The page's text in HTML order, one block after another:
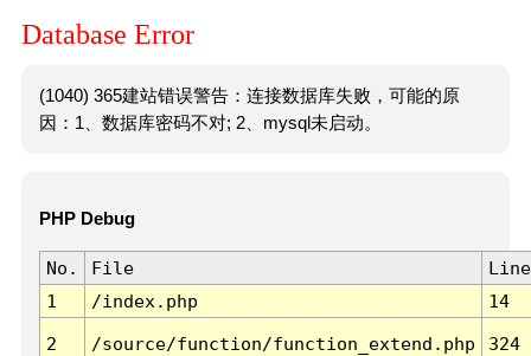
Database Error
(1040) 365建站错误警告：连接数据库失败，可能的原
因：1、数据库密码不对; 2、mysql未启动。
PHP Debug
No. File
Line
1
/index.php 14
2 /source/function/function_extend.php 324